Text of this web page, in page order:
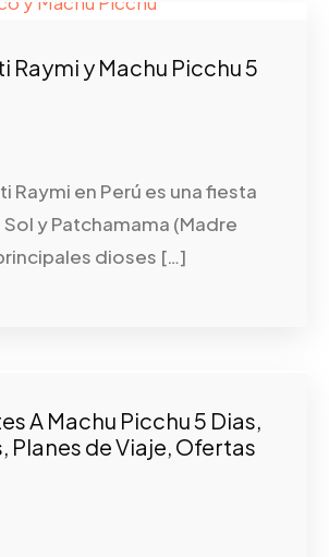
Raymi y Machu Picchu 5
Raymi en Perú es una fiesta
y Patchamama (Madre
dioses […]
A Machu Picchu 5 Dias,
Planes de Viaje, Ofertas